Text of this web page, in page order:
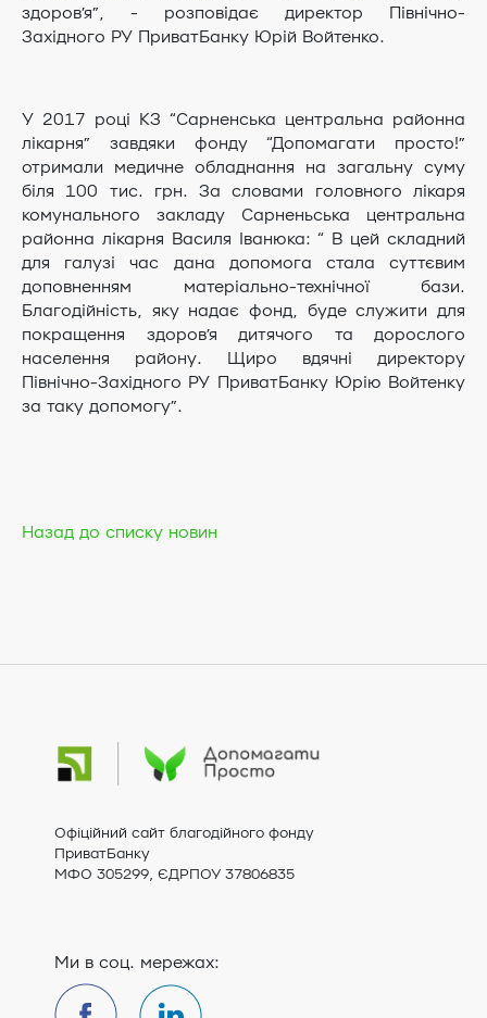
здоров’я”, - розповідає директор Північно-
Західного РУ ПриватБанку Юрій Войтенко.
У 2017 році КЗ “Сарненська центральна районна
лікарня” завдяки фонду “Допомагати просто!”
отримали медичне обладнання на загальну суму
біля 100 тис. грн. За словами головного лікаря
комунального закладу Сарненьська центральна
районна лікарня Василя Іванюка: “ В цей складний
для галузі час дана допомога стала суттєвим
доповненням матеріально-технічної бази.
Благодійність, яку надає фонд, буде служити для
покращення здоров’я дитячого та дорослого
населення району. Щиро вдячні директору
Північно-Західного РУ ПриватБанку Юрію Войтенку
за таку допомогу”.
Назад до списку новин
Офіційний сайт благодійного фонду
ПриватБанку
МФО 305299, ЄДРПОУ 37806835
Ми в соц. мережах: